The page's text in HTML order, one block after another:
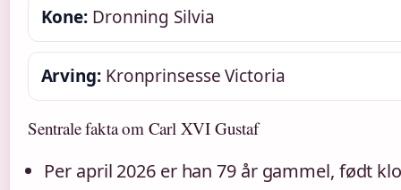
Kone: Dronning Silvia
Arving:Kronprinsesse Victoria
Sentrale fakta om Carl XVI Gustaf
Per april 2026 er han 79 år gammel, født